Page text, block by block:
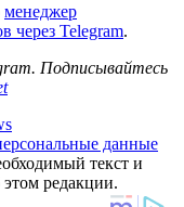
менеджер
через Telegram.
Подписывайтесь
данные
текст и
редакции.